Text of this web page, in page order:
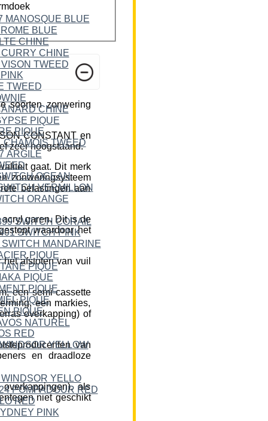
soorten zonwering
CONSTANT en
zeer hoogstaand.
gaat. Dit merk
zonweringsysteem
belastingen aan
garen. Dit is de
waardoor het
afstoten van vuil
een semi-cassette
een markies,
overkapping) of
van
en draadloze
als
niet geschikt